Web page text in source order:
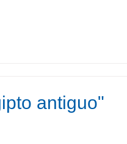
antiguo"